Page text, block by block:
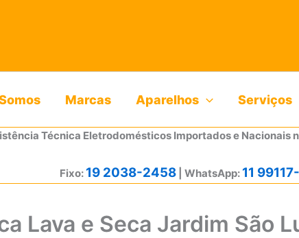
Marcas Aparelhos Serviços
Técnica Eletrodomésticos Importados e Nacionais
Fixo: 19 2038-2458 | WhatsApp: 11
Lava e Seca Jardim São